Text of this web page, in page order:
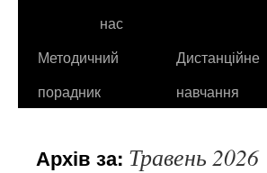
нас
Методичний
порадник
Дистанційне
навчання
Архів за: Травень 2026